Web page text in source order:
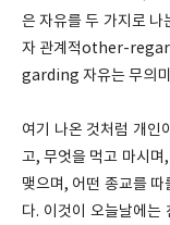
은 자유를 두 가지로
자 관계적other-
garding 자유는 무의
여기 나온 것처럼 개인
고, 무엇을 먹고 마시며
맺으며, 어떤 종교를
다. 이것이 오늘날에는